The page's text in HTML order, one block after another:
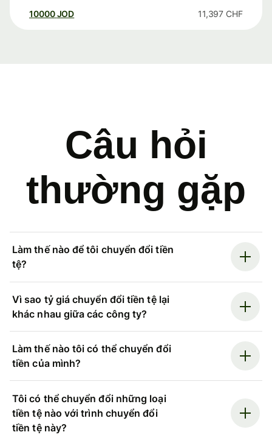
10000 JOD 11,397 CHF
Câu hỏi
thường gặp
Làm thế nào để tôi chuyển đổi tiền
tệ?
Vì sao tỷ giá chuyển đổi tiền tệ lại
khác nhau giữa các công ty?
Làm thế nào tôi có thể chuyển đổi
tiền của mình?
Tôi có thể chuyển đổi những loại
tiền tệ nào với trình chuyển đổi
tiền tệ này?